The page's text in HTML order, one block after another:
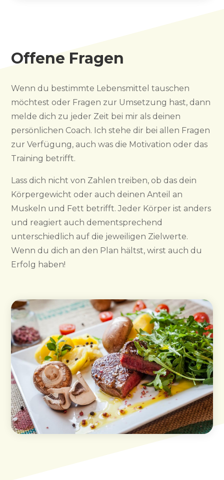
Offene Fragen
Wenn du bestimmte Lebensmittel tauschen
möchtest oder Fragen zur Umsetzung hast, dann
melde dich zu jeder Zeit bei mir als deinen
persönlichen Coach. Ich stehe dir bei allen Fragen
zur Verfügung, auch was die Motivation oder das
Training betrifft.
Lass dich nicht von Zahlen treiben, ob das dein
Körpergewicht oder auch deinen Anteil an
Muskeln und Fett betrifft. Jeder Körper ist anders
und reagiert auch dementsprechend
unterschiedlich auf die jeweiligen Zielwerte.
Wenn du dich an den Plan hältst, wirst auch du
Erfolg haben!